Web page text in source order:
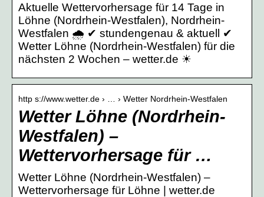
Aktuelle Wettervorhersage für 14 Tage in
Löhne (Nordrhein-Westfalen), Nordrhein-
Westfalen 🌧️ ✔ stundengenau & aktuell ✔
Wetter Löhne (Nordrhein-Westfalen) für die
nächsten 2 Wochen – wetter.de ☀
http s://www.wetter.de › … › Wetter Nordrhein-Westfalen
Wetter Löhne (Nordrhein-
Westfalen) –
Wettervorhersage für …
Wetter Löhne (Nordrhein-Westfalen) –
Wettervorhersage für Löhne | wetter.de